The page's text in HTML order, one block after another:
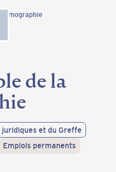
de la
et du Greffe
Emplois permanents